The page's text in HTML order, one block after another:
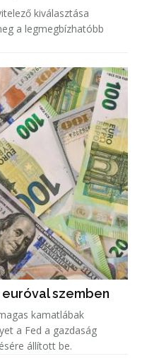
kiválasztása
a legmegbízhatóbb
szemben
kamatlábak
a Fed a gazdaság
állított be.